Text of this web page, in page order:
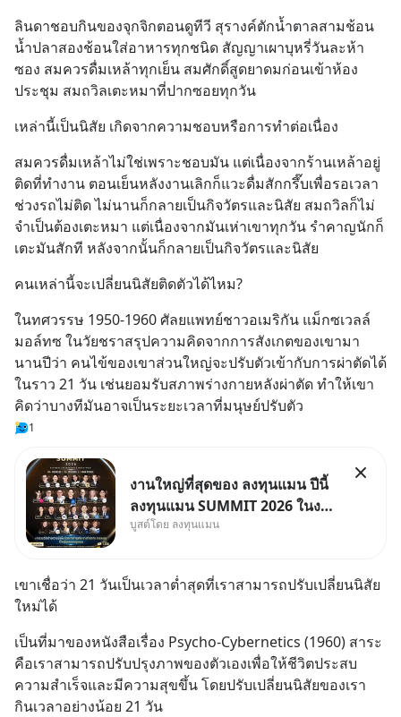
ลินดาชอบกินของจุกจิกตอนดูทีวี สุรางค์ตักน้ำตาลสามช้อน
น้ำปลาสองช้อนใส่อาหารทุกชนิด สัญญาเผาบุหรี่วันละห้า
ซอง สมควรดื่มเหล้าทุกเย็น สมศักดิ์สูดยาดมก่อนเข้าห้อง
ประชุม สมถวิลเตะหมาที่ปากซอยทุกวัน
เหล่านี้เป็นนิสัย เกิดจากความชอบหรือการทำต่อเนื่อง
สมควรดื่มเหล้าไม่ใช่เพราะชอบมัน แต่เนื่องจากร้านเหล้าอยู่
ติดที่ทำงาน ตอนเย็นหลังงานเลิกก็แวะดื่มสักกรึ๊บเพื่อรอเวลา
ช่วงรถไม่ติด ไม่นานก็กลายเป็นกิจวัตรและนิสัย สมถวิลก็ไม่
จำเป็นต้องเตะหมา แต่เนื่องจากมันเห่าเขาทุกวัน รำคาญนักก็
เตะมันสักที หลังจากนั้นก็กลายเป็นกิจวัตรและนิสัย
คนเหล่านี้จะเปลี่ยนนิสัยติดตัวได้ไหม?
ในทศวรรษ 1950-1960 ศัลยแพทย์ชาวอเมริกัน แม็กซเวลล์
มอล์ทซ ในวัยชราสรุปความคิดจากการสังเกตของเขามา
นานปีว่า คนไข้ของเขาส่วนใหญ่จะปรับตัวเข้ากับการผ่าตัดได้
ในราว 21 วัน เช่นยอมรับสภาพร่างกายหลังผ่าตัด ทำให้เขา
คิดว่าบางทีมันอาจเป็นระยะเวลาที่มนุษย์ปรับตัว
1
งานใหญ่ที่สุดของ ลงทุนแมน ปีนี้
ลงทุนแมน SUMMIT 2026 ในงาน
นี้จะมีเจ้าของธุรกิจ Dr.PONG,
Salad, LA GLACE, Fastwork,
MizuMi, KARMART, อิชิตัน มา
บูสต์โดย ลงทุนแมน
เขาเชื่อว่า 21 วันเป็นเวลาต่ำสุดที่เราสามารถปรับเปลี่ยนนิสัย
ใหม่ได้
เป็นที่มาของหนังสือเรื่อง Psycho-Cybernetics (1960) สาระ
คือเราสามารถปรับปรุงภาพของตัวเองเพื่อให้ชีวิตประสบ
ความสำเร็จและมีความสุขขึ้น โดยปรับเปลี่ยนนิสัยของเรา
กินเวลาอย่างน้อย 21 วัน